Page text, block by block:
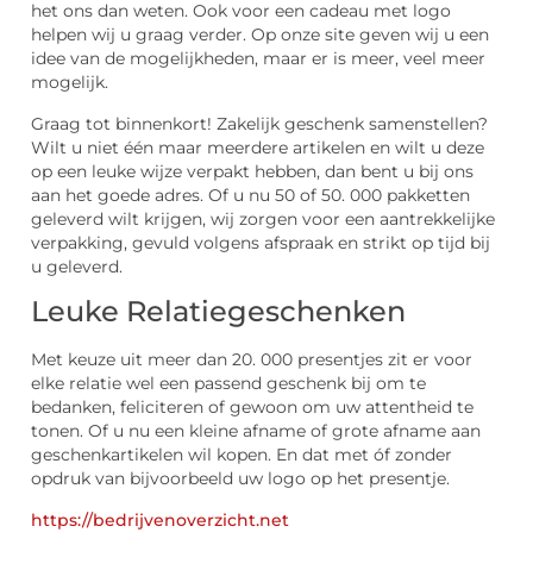
het ons dan weten. Ook voor een cadeau met logo
helpen wij u graag verder. Op onze site geven wij u een
idee van de mogelijkheden, maar er is meer, veel meer
mogelijk.
Graag tot binnenkort! Zakelijk geschenk samenstellen?
Wilt u niet één maar meerdere artikelen en wilt u deze
op een leuke wijze verpakt hebben, dan bent u bij ons
aan het goede adres. Of u nu 50 of 50. 000 pakketten
geleverd wilt krijgen, wij zorgen voor een aantrekkelijke
verpakking, gevuld volgens afspraak en strikt op tijd bij
u geleverd.
Leuke Relatiegeschenken
Met keuze uit meer dan 20. 000 presentjes zit er voor
elke relatie wel een passend geschenk bij om te
bedanken, feliciteren of gewoon om uw attentheid te
tonen. Of u nu een kleine afname of grote afname aan
geschenkartikelen wil kopen. En dat met óf zonder
opdruk van bijvoorbeeld uw logo op het presentje.
https://bedrijvenoverzicht.net